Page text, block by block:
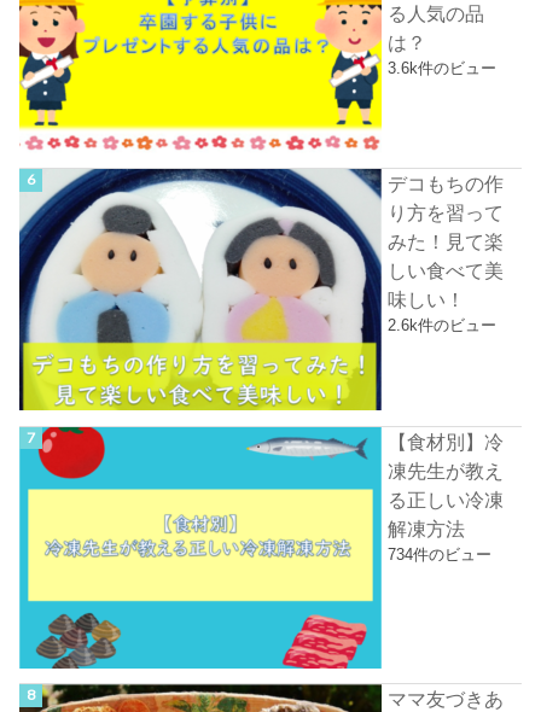
る人気の品
は？
3.6k件のビュー
デコもちの作
り方を習って
みた！見て楽
しい食べて美
味しい！
2.6k件のビュー
【食材別】冷
凍先生が教え
る正しい冷凍
解凍方法
734件のビュー
ママ友づきあ